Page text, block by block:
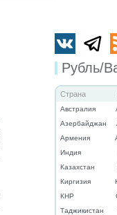
Рубль/
Страна
Австралия
Азербайджан
Армения
Индия
Казахстан
Киргизия
КНР
Таджикистан